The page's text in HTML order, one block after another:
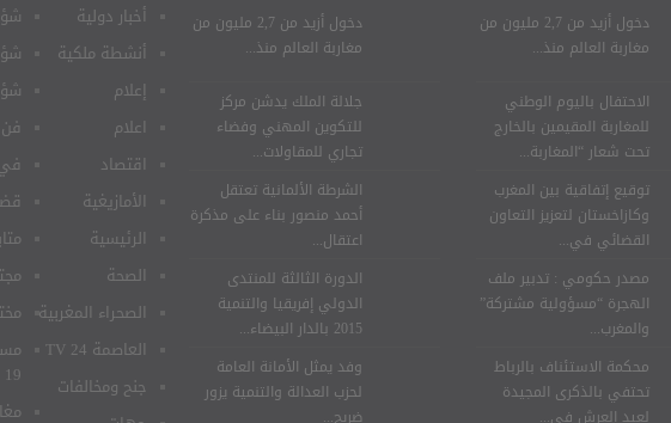
دخول أزيد من 2,7 مليون من
مغاربة العالم منذ...
الاحتفال باليوم الوطني
للمغاربة المقيمين بالخارج
تحت شعار “المغاربة...
توقيع إتفاقية بين المغرب
وكازاخستان لتعزيز التعاون
القضائي في...
مصدر حكومي : تدبير ملف
الهجرة “مسؤولية مشتركة”
والمغرب...
محكمة الاستئناف بالرباط
تحتفي بالذكرى المجيدة
لعيد العرش في...
دخول أزيد من 2,7 مليون من
مغاربة العالم منذ...
جلالة الملك يدشن مركز
للتكوين المهني وفضاء
تجاري للمقاولات...
الشرطة الألمانية تعتقل
أحمد منصور بناء على مذكرة
اعتقال...
الدورة الثالثة للمنتدى
الدولي إفريقيا والتنمية
2015 بالدار البيضاء...
وفد يمثل الأمانة العامة
لحزب العدالة والتنمية يزور
ضريح...
أخبار دولية
أنشطة ملكية
إعلام
اعلام
اقتصاد
الأمازيغية
الرئيسية
الصحة
الصحراء المغربية
العاصمة 24 TV
جنح ومخالفات
19